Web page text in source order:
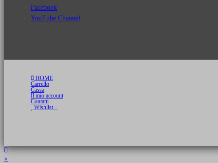
Facebook
YouTube Channel
HOME
Carrello
Cassa
Il mio account
Contatti
Wishlist –
×